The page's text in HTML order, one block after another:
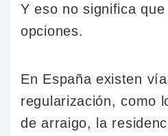
Y eso no significa
opciones.
En España existen
regularización, como
de arraigo, la